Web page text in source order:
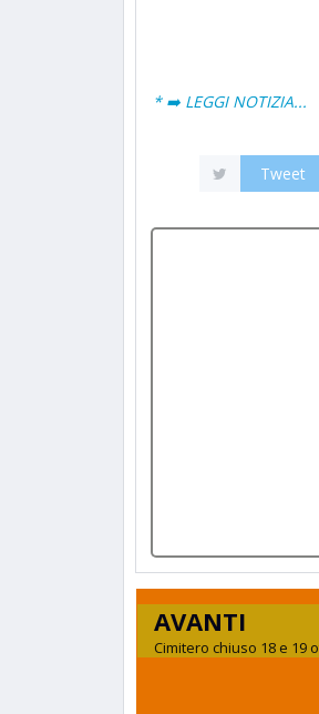
* ➡️ LEGGI NOTIZIA...
Tweet
AVANTI
Cimitero chiuso 18 e 19